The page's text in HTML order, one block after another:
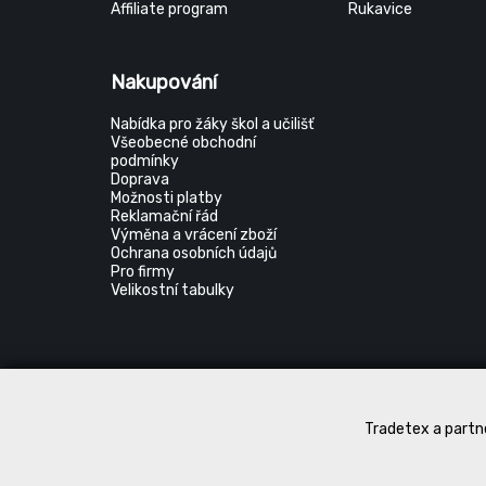
Tradetex a
Affiliate program
Nakupování
Nabídka pro žáky škol a učilišť
Všeobecné obchodní
podmínky
Doprava
Možnosti platby
Reklamační řád
Výměna a vrácení zboží
Ochrana osobních údajů
Pro firmy
Velikostní tabulky
Rukavice